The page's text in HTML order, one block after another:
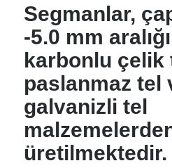
Segmanlar,
-5.0 mm
karbonlu çelik
paslanmaz tel
galvanizli tel
üretilmektedir.